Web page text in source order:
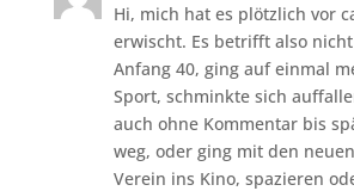
Hi, mich hat es plötzlich vor
erwischt. Es betrifft also
Anfang 40, ging auf einmal
Sport, schminkte sich
auch ohne Kommentar bis
weg, oder ging mit den
Verein ins Kino, spazieren